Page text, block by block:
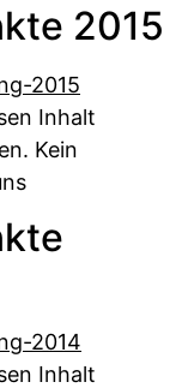
2015
Inhalt
Kein
Inhalt